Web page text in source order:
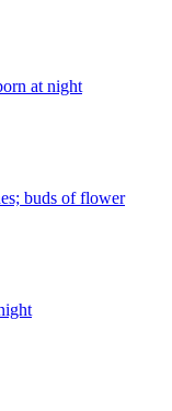
at night
buds of flower